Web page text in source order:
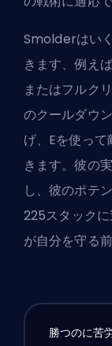
Smolderはい
きます、例え
またはフルク
のクールダウ
げ、Eを使っ
きます。彼の
し、彼のポテ
225スタック
が自分を守る
勝つのに苦